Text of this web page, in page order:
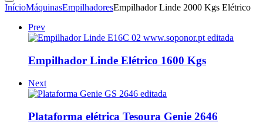
InícioMáquinasEmpilhadoresEmpilhador Linde 2000 Kgs Elétrico
Prev
Empilhador Linde Elétrico 1600 Kgs
Next
Plataforma elétrica Tesoura Genie 2646